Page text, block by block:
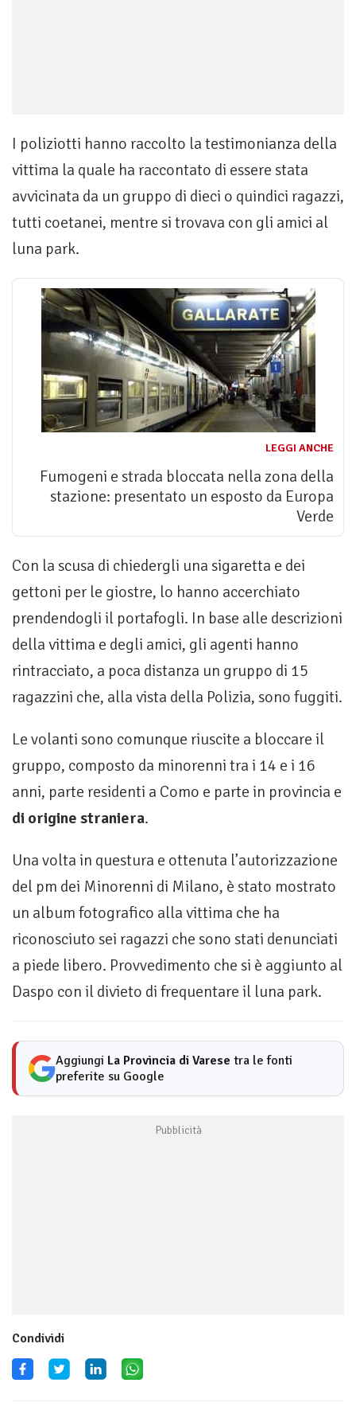
I poliziotti hanno raccolto la testimonianza della
vittima la quale ha raccontato di essere stata
avvicinata da un gruppo di dieci o quindici ragazzi,
tutti coetanei, mentre si trovava con gli amici al
luna park.
LEGGI ANCHE
Fumogeni e strada bloccata nella zona della
stazione: presentato un esposto da Europa
Verde
Con la scusa di chiedergli una sigaretta e dei
gettoni per le giostre, lo hanno accerchiato
prendendogli il portafogli. In base alle descrizioni
della vittima e degli amici, gli agenti hanno
rintracciato, a poca distanza un gruppo di 15
ragazzini che, alla vista della Polizia, sono fuggiti.
Le volanti sono comunque riuscite a bloccare il
gruppo, composto da minorenni tra i 14 e i 16
anni, parte residenti a Como e parte in provincia e
di origine straniera.
Una volta in questura e ottenuta l’autorizzazione
del pm dei Minorenni di Milano, è stato mostrato
un album fotografico alla vittima che ha
riconosciuto sei ragazzi che sono stati denunciati
a piede libero. Provvedimento che si è aggiunto al
Daspo con il divieto di frequentare il luna park.
Aggiungi La Provincia di Varese tra le fonti
preferite su Google
Condividi